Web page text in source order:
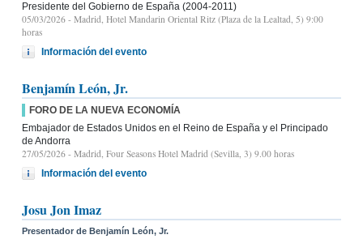
Presidente del Gobierno de España (2004-2011)
05/03/2026 - Madrid, Hotel Mandarin Oriental Ritz (Plaza de la Lealtad, 5) 9:00
horas
Información del evento
Benjamín León, Jr.
FORO DE LA NUEVA ECONOMÍA
Embajador de Estados Unidos en el Reino de España y el Principado
de Andorra
27/05/2026 - Madrid, Four Seasons Hotel Madrid (Sevilla, 3) 9.00 horas
Información del evento
Josu Jon Imaz
Presentador de Benjamín León, Jr.